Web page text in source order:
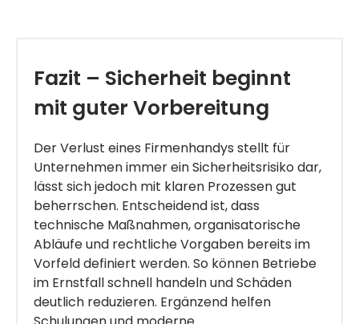
Fazit – Sicherheit beginnt
mit guter Vorbereitung
Der Verlust eines Firmenhandys stellt für
Unternehmen immer ein Sicherheitsrisiko dar,
lässt sich jedoch mit klaren Prozessen gut
beherrschen. Entscheidend ist, dass
technische Maßnahmen, organisatorische
Abläufe und rechtliche Vorgaben bereits im
Vorfeld definiert werden. So können Betriebe
im Ernstfall schnell handeln und Schäden
deutlich reduzieren. Ergänzend helfen